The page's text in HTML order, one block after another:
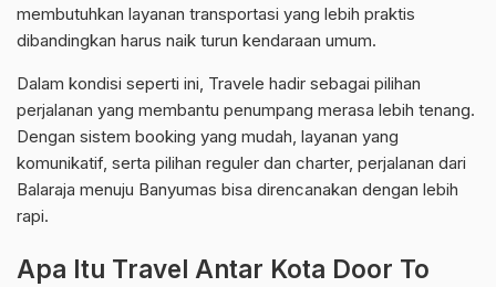
membutuhkan layanan transportasi yang lebih praktis
dibandingkan harus naik turun kendaraan umum.
Dalam kondisi seperti ini, Travele hadir sebagai pilihan
perjalanan yang membantu penumpang merasa lebih tenang.
Dengan sistem booking yang mudah, layanan yang
komunikatif, serta pilihan reguler dan charter, perjalanan dari
Balaraja menuju Banyumas bisa direncanakan dengan lebih
rapi.
Apa Itu Travel Antar Kota Door To